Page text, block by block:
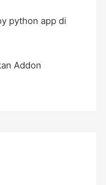
python app di
Addon